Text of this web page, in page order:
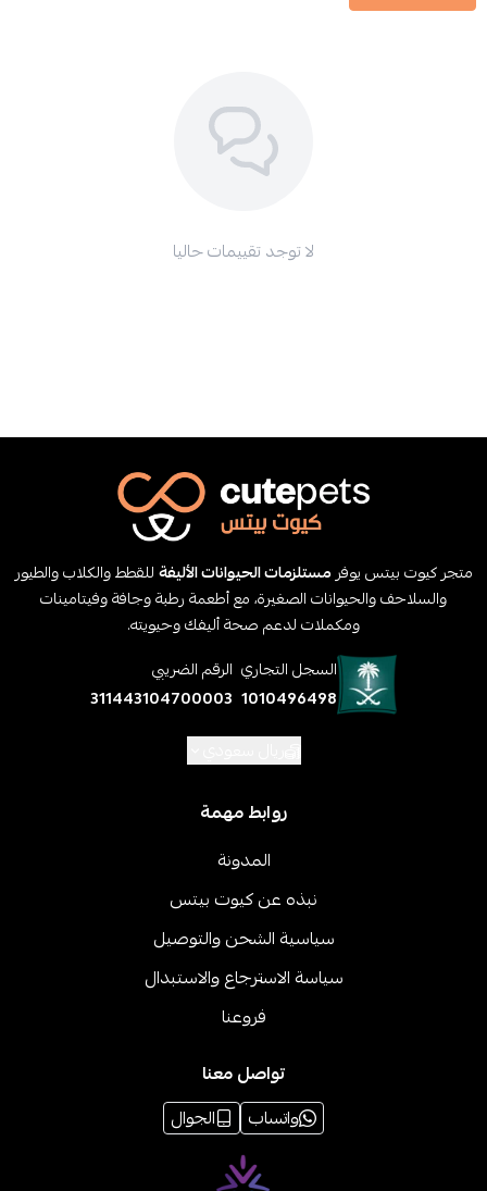
لا توجد تقييمات حاليا
متجر كيوت بيتس يوفر مستلزمات الحيوانات الأليفةللقطط والكلاب والطيور
والسلاحف والحيوانات الصغيرة، مع أطعمة رطبة وجافة وفيتامينات
ومكملات لدعم صحة أليفك وحيويته.
السجل التجاري
1010496498
الرقم الضريبي
311443104700003
روابط مهمة
المدونة
نبذه عن كيوت بيتس
سياسية الشحن والتوصيل
سياسة الاسترجاع والاستبدال
فروعنا
تواصل معنا
واتساب
الجوال